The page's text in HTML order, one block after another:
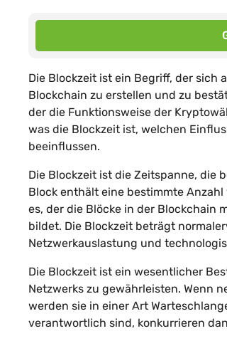
Die Blockzeit ist ein Begriff, der
Blockchain zu erstellen und zu
der die Funktionsweise der
was die Blockzeit ist, welchen
beeinflussen.
Die Blockzeit ist die Zeitspanne, die
Block enthält eine bestimmte
es, der die Blöcke in der Blockchain
bildet. Die Blockzeit beträgt
Netzwerkauslastung und
Die Blockzeit ist ein wesentlicher
Netzwerks zu gewährleisten. Wenn
werden sie in einer Art
verantwortlich sind, konkurrieren